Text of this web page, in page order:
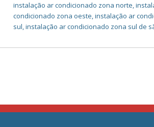
instalação ar condicionado zona norte,
condicionado zona oeste,instalação ar
sul,instalação ar condicionado zona sul de